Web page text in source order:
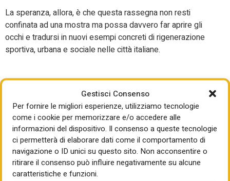
Gestisci Consenso
Per fornire le migliori esperienze, utilizziamo tecnologie
come i cookie per memorizzare e/o accedere alle
informazioni del dispositivo. Il consenso a queste tecnologie
ci permetterà di elaborare dati come il comportamento di
navigazione o ID unici su questo sito. Non acconsentire o
ritirare il consenso può influire negativamente su alcune
caratteristiche e funzioni.
La speranza, allora, è che questa rassegna non resti
confinata ad una mostra ma possa davvero far aprire gli
occhi e tradursi in nuovi esempi concreti di rigenerazione
sportiva, urbana e sociale nelle città italiane.
LEGGI ANCHE